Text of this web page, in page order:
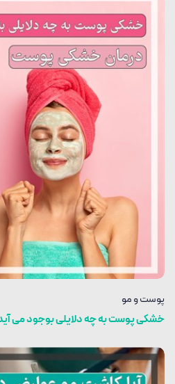
پوست و مو
خشکی پوست به چه دلایلی بوجود می